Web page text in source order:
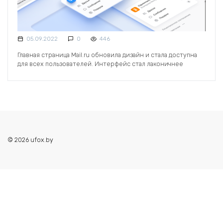
05.09.2022 0 446
Главная страница Mail.ru обновила дизайн и стала доступна
для всех пользователей. Интерфейс стал лаконичнее
© 2026 ufox.by